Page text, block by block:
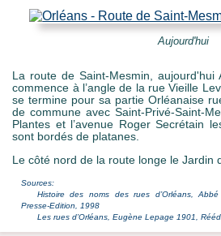
Mots-clés
Aujourd'hui
La route de Saint-Mesmin, aujourd'hui
commence à l’angle de la rue Vieille
se termine pour sa partie Orléanaise
de commune avec Saint-Privé-Saint-
Plantes et l’avenue Roger Secrétain
sont bordés de platanes.
Le côté nord de la route longe le Jardin
Sources:
Histoire des noms des rues d’Orléans,
Presse-Edition, 1998
Les rues d’Orléans, Eugène Lepage 1901,